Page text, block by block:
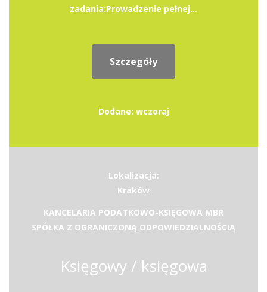
zadania:Prowadzenie pełnej...
Szczegóły
Dodane: wczoraj
Lokalizacja:
Kraków
KANCELARIA PODATKOWO-KSIĘGOWA MBR
SPÓŁKA Z OGRANICZONĄ ODPOWIEDZIALNOŚCIĄ
Księgowy / księgowa